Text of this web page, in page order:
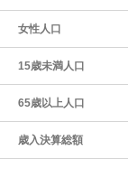
女性人口
15歳未満人口
65歳以上人口
歳入決算総額